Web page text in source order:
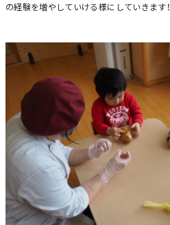
の経験を増やしていける様にしていきます！